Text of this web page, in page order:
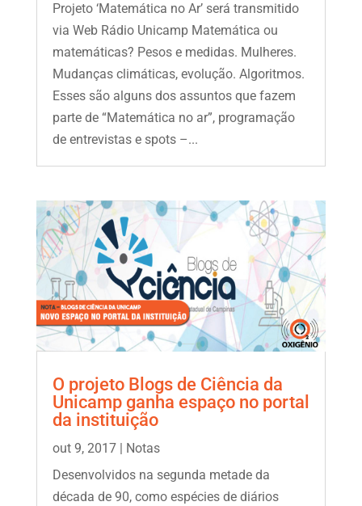
Projeto ‘Matemática no Ar’ será transmitido
via Web Rádio Unicamp Matemática ou
matemáticas? Pesos e medidas. Mulheres.
Mudanças climáticas, evolução. Algoritmos.
Esses são alguns dos assuntos que fazem
parte de “Matemática no ar”, programação
de entrevistas e spots –...
O projeto Blogs de Ciência da
Unicamp ganha espaço no portal
da instituição
out 9, 2017|
Notas
Desenvolvidos na segunda metade da
década de 90, como espécies de diários